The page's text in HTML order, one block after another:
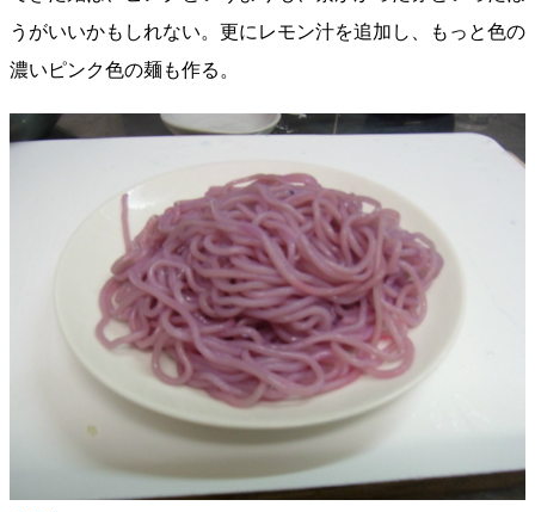
うがいいかもしれない。更にレモン汁を追加し、もっと色の
濃いピンク色の麺も作る。